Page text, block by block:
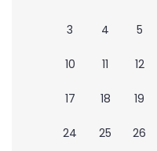
3 4 5
10 11 12
17 18 19
24 25 26